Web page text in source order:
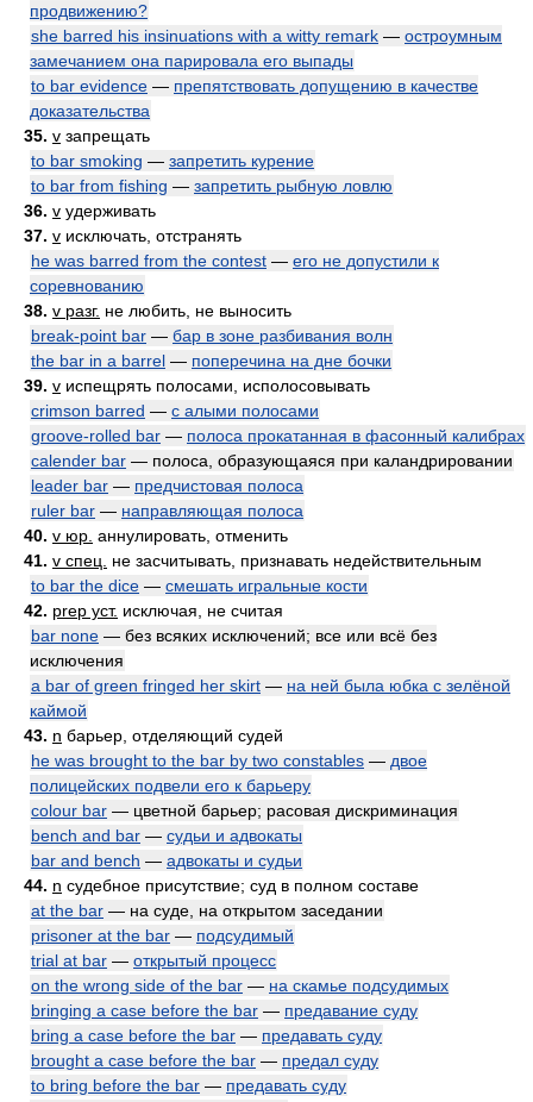
продвижению?
she barred his insinuations with a witty remark — остроумным
замечанием она парировала его выпады
to bar evidence — препятствовать допущению в качестве
доказательства
35. v запрещать
to bar smoking — запретить курение
to bar from fishing — запретить рыбную ловлю
36. v удерживать
37. v исключать, отстранять
he was barred from the contest — его не допустили к
соревнованию
38. v разг. не любить, не выносить
break-point bar — бар в зоне разбивания волн
the bar in a barrel — поперечина на дне бочки
39. v испещрять полосами, исполосовывать
crimson barred — с алыми полосами
groove-rolled bar — полоса прокатанная в фасонный калибрах
calender bar — полоса, образующаяся при каландрировании
leader bar — предчистовая полоса
ruler bar — направляющая полоса
40. v юр. аннулировать, отменить
41. v спец.
не засчитывать, признавать недействительным
to bar the dice — смешать игральные кости
42. prep уст. исключая, не считая
bar none — без всяких исключений; все или всё без
исключения
a bar of green fringed her skirt — на ней была юбка с зелёной
каймой
43. n барьер, отделяющий судей
he was brought to the bar by two constables — двое
полицейских подвели его к барьеру
colour bar — цветной барьер; расовая дискриминация
bench and bar — судьи и адвокаты
bar and bench — адвокаты и судьи
44. n судебное присутствие; суд в полном составе
at the bar — на суде, на открытом заседании
prisoner at the bar — подсудимый
trial at bar — открытый процесс
on the wrong side of the bar — на скамье подсудимых
bringing a case before the bar — предавание суду
bring a case before the bar — предавать суду
brought a case before the bar — предал суду
to bring before the bar — предавать суду